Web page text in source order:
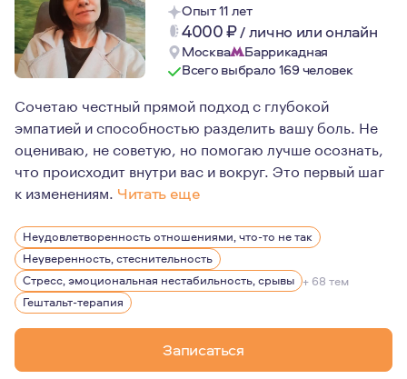
Опыт 11 лет
4000₽/лично или онлайн
Москва
Баррикадная
Всего выбрало 169 человек
Сочетаю честный прямой подход с глубокой
эмпатией и способностью разделить вашу боль. Не
оцениваю, не советую, но помогаю лучше осознать,
что происходит внутри вас и вокруг. Это первый шаг
к изменениям. Читать еще
Важное обо мне:
Сама много лет прохожу личную терапию. Поэтому
Так же прохожу регулярную супервизию. Это моя
Чего я не делаю:
Не даю советов, типа "вам надо бросить его/ее,
Не оцениваю ни вас, ни ваших близких, не делю на
Неудовлетворенность отношениями, что-то не так
Неуверенность, стеснительность
Стресс, эмоциональная нестабильность, срывы + 68 тем
Гештальт-терапия
Записаться